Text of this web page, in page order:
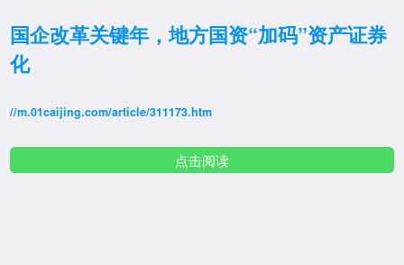
国企改革关键年，地方国资“加码”资产证券
化
//m.01caijing.com/article/311173.htm
点击阅读